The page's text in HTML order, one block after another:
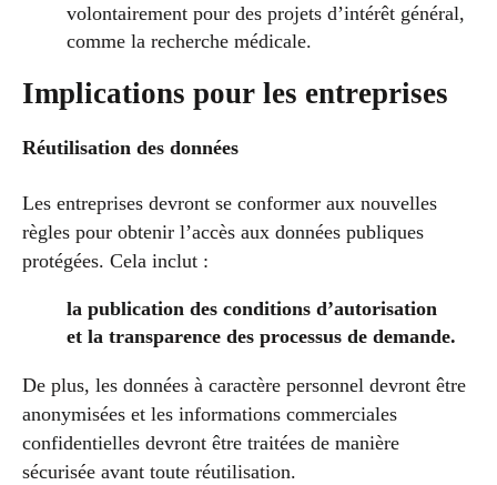
volontairement pour des projets d’intérêt général,
comme la recherche médicale​​.
Implications pour les entreprises
Réutilisation des données
Les entreprises devront se conformer aux nouvelles
règles pour obtenir l’accès aux données publiques
protégées. Cela inclut :
la publication des conditions d’autorisation
et la transparence des processus de demande.
De plus, les données à caractère personnel devront être
anonymisées et les informations commerciales
confidentielles devront être traitées de manière
sécurisée avant toute réutilisation.